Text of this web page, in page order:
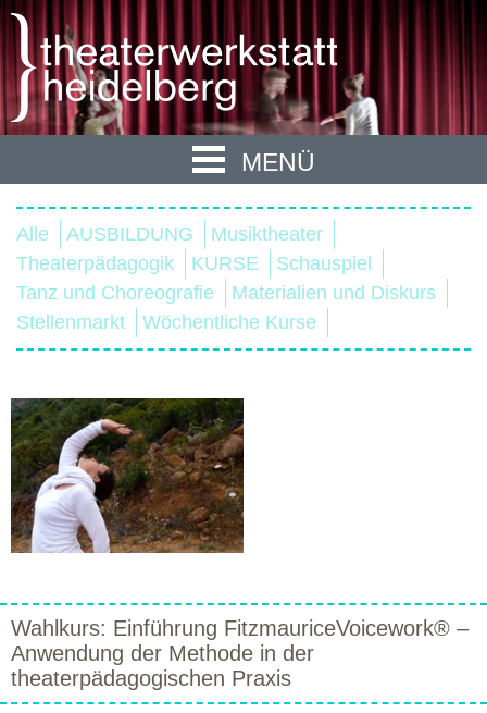
MENÜ
Alle AUSBILDUNG
Musiktheater
Theaterpädagogik
KURSE
Schauspiel
Tanz und Choreografie
Materialien und Diskurs
Stellenmarkt
Wöchentliche Kurse
Wahlkurs: Einführung FitzmauriceVoicework® –
Anwendung der Methode in der
theaterpädagogischen Praxis